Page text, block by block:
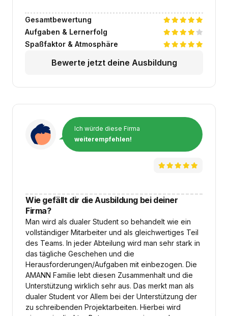
Gesamtbewertung
Aufgaben & Lernerfolg
Spaßfaktor & Atmosphäre
Bewerte jetzt deine Ausbildung
Ich würde diese Firma
weiterempfehlen!
Wie gefällt dir die Ausbildung bei deiner
Firma?
Man wird als dualer Student so behandelt wie ein
vollständiger Mitarbeiter und als gleichwertiges Teil
des Teams. In jeder Abteilung wird man sehr stark in
das tägliche Geschehen und die
Herausforderungen/Aufgaben mit einbezogen. Die
AMANN Familie lebt diesen Zusammenhalt und die
Unterstützung wirklich sehr aus. Das merkt man als
dualer Student vor Allem bei der Unterstützung der
zu schreibenden Projektarbeiten. Hierbei wird